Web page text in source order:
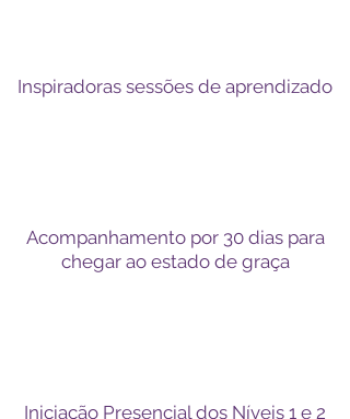
Inspiradoras sessões de aprendizado
Acompanhamento por 30 dias para
chegar ao estado de graça
Iniciação Presencial dos Níveis 1 e 2